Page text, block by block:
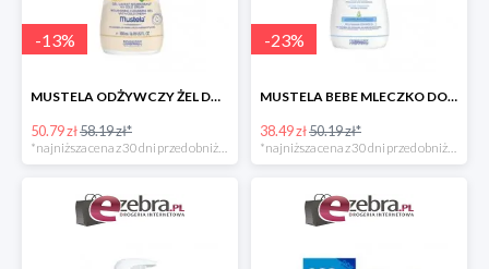
-13%
MUSTELA ODŻYWCZY ŻEL DO MYCIA DLA DZIECI
50.79 zł58.19 zł*
-23%
MUSTELA BEBE MLECZKO DO CIAŁA DLA DZIECI
38.49 zł50.19 zł*